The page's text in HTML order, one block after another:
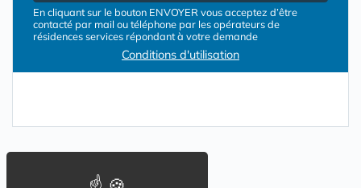
En cliquant sur le bouton ENVOYER vous acceptez d’être
contacté par mail ou téléphone par les opérateurs de
résidences services répondant à votre demande
Conditions d'utilisation